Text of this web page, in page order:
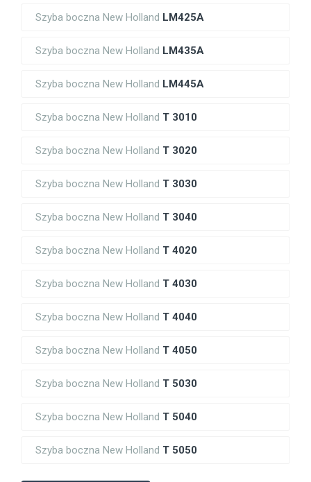
Szyba boczna New Holland LM425A
Szyba boczna New Holland LM435A
Szyba boczna New Holland LM445A
Szyba boczna New Holland T 3010
Szyba boczna New Holland T 3020
Szyba boczna New Holland T 3030
Szyba boczna New Holland T 3040
Szyba boczna New Holland T 4020
Szyba boczna New Holland T 4030
Szyba boczna New Holland T 4040
Szyba boczna New Holland T 4050
Szyba boczna New Holland T 5030
Szyba boczna New Holland T 5040
Szyba boczna New Holland T 5050